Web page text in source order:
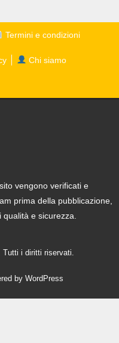
Termini e condizioni
Chi siamo
vengono verificati e
prima della pubblicazione,
e sicurezza.
i diritti riservati.
by WordPress